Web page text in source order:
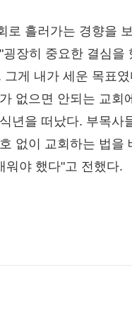
로 흘러가는 경향을
장히 중요한 결심을
게 내가 세운 목표였
없으면 안되는 교회
년을 떠났다. 부목사
없이 교회하는 법을
워야 했다"고 전했다.